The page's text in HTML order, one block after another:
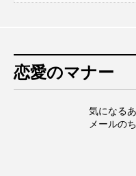
恋愛のマナー
気になる
メールの